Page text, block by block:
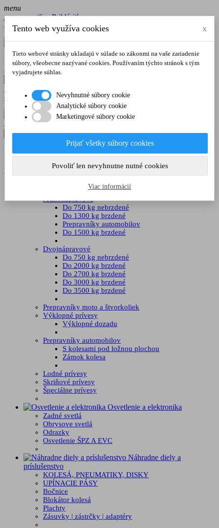
menu
person_outline Prihlásiť sa
email
Kontakt
Zavolajte nám
+421904 997 550,
shopping_cart Košík
Všeobecné obchodné podmienky
GDPR
Kontakt
shopping_cart
search
+421904 997 550,
Kategórie
Jednonápravové
Do 750 kg nebrzdené
Do 1300 kg brzdené
Prepravníky automobilov
Do 1500 kg brzdené
Dvojnápravové
Do 750 kg nebrzdené
Do 2000 kg brzdené
Do 2700 kg brzdené
Do 3000 kg brzdené
Do 3500 kg brzdené
Prepravníky moto a štvorkoliek
Výklopné prívesy
Výklopné dozadu
Prepravníky automobilov
S kolesami pod ložnou plochou
Zámok kolesa
Lodné prívesy
Skriňové prívesy
Špeciálne prívesy
Osvetlenie a elektronika
Zadné svetlá
Obrysove svetlá
Odrazky
Osvetlenie ŠPZ A EVC
Náhradne diely a
príslušenstvo
KOLESÁ, PNEUMATIKY, DISKY
UPÍNACIE PÁSY
Bočnice
Blokátor kolesá
Plachty
Zásuvky | zástrčky | adaptéry
Tento web využíva cookies x
Tieto webové stránky ukladajú v súlade so zákonmi na vaše zariadenie
súbory, všeobecne nazývané cookies. Používaním týchto stránok s tým
vyjadrujete súhlas.
Nevyhnutné súbory cookie
Analytické súbory cookie
Marketingové súbory cookie
Prijať všetky súbory cookies
Povoliť len nevyhnutne nutné cookies
Viac informácií